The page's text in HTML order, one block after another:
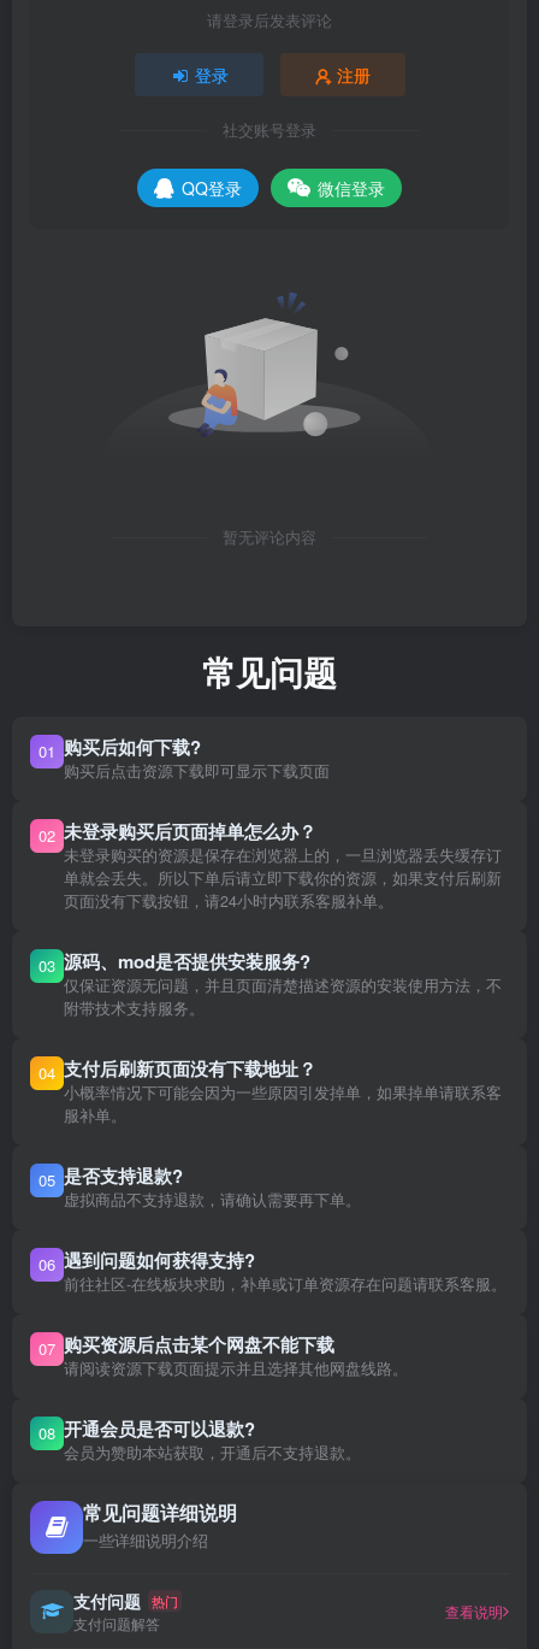
请登录后发表评论
登录 注册
社交账号登录
QQ登录 微信登录
暂无评论内容
常见问题
01 购买后如何下载?
购买后点击资源下载即可显示下载页面
02 未登录购买后页面掉单怎么办？
未登录购买的资源是保存在浏览器上的，一旦浏览器丢失缓存订
单就会丢失。所以下单后请立即下载你的资源，如果支付后刷新
页面没有下载按钮，请24小时内联系客服补单。
03 源码、mod是否提供安装服务?
仅保证资源无问题，并且页面清楚描述资源的安装使用方法，不
附带技术支持服务。
04 支付后刷新页面没有下载地址？
小概率情况下可能会因为一些原因引发掉单，如果掉单请联系客
服补单。
05 是否支持退款?
虚拟商品不支持退款，请确认需要再下单。
06 遇到问题如何获得支持?
前往社区-在线板块求助，补单或订单资源存在问题请联系客服。
07 购买资源后点击某个网盘不能下载
请阅读资源下载页面提示并且选择其他网盘线路。
08 开通会员是否可以退款?
会员为赞助本站获取，开通后不支持退款。
常见问题详细说明
一些详细说明介绍
支付问题 热门
支付问题解答
查看说明